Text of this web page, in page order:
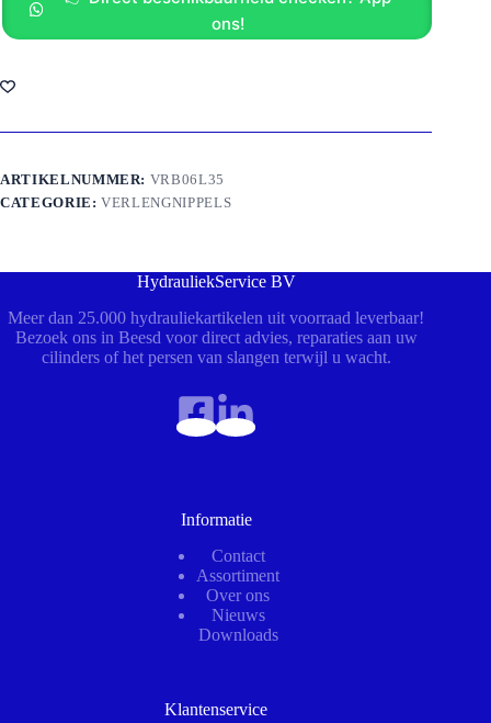
L=35
aantal
ons!
ARTIKELNUMMER: VRB06L35
CATEGORIE:VERLENGNIPPELS
HydrauliekService BV
Meer dan 25.000 hydrauliekartikelen uit voorraad leverbaar!
Bezoek ons in Beesd voor direct advies, reparaties aan uw
cilinders of het persen van slangen terwijl u wacht.
Informatie
Contact
Assortiment
Over ons
Nieuws
Downloads
Klantenservice